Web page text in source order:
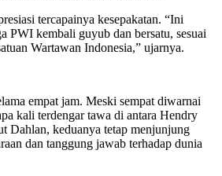
tercapainya kesepakatan. “Ini
PWI kembali guyub dan bersatu, sesuai
Wartawan Indonesia,” ujarnya.
empat jam. Meski sempat diwarnai
kali terdengar tawa di antara Hendry
Dahlan, keduanya tetap menjunjung
dan tanggung jawab terhadap dunia